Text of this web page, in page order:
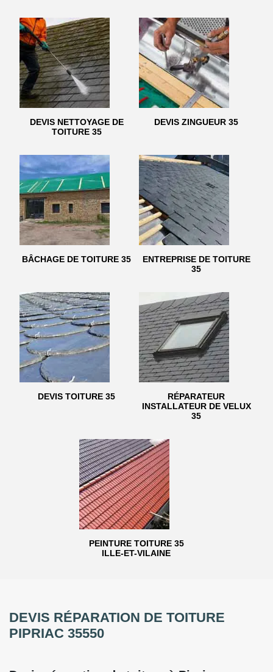
DEVIS NETTOYAGE DE
TOITURE 35
DEVIS ZINGUEUR 35
BÂCHAGE DE TOITURE 35
ENTREPRISE DE TOITURE
35
DEVIS TOITURE 35
RÉPARATEUR
INSTALLATEUR DE VELUX
35
PEINTURE TOITURE 35
ILLE-ET-VILAINE
DEVIS RÉPARATION DE TOITURE
PIPRIAC 35550